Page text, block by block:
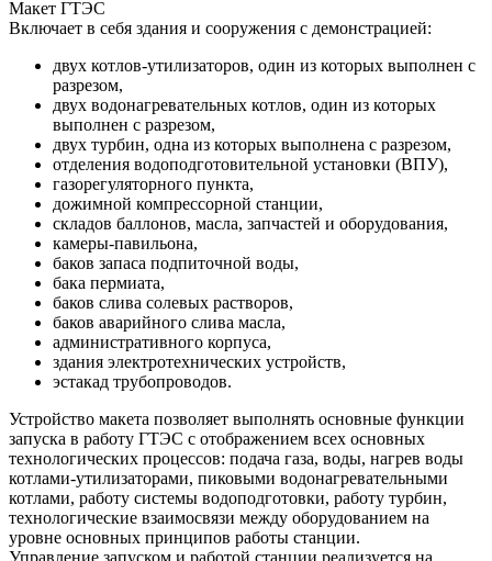
Макет ГТЭС
Включает в себя здания и сооружения с демонстрацией:
двух котлов-утилизаторов, один из которых выполнен с
разрезом,
двух водонагревательных котлов, один из которых
выполнен с разрезом,
двух турбин, одна из которых выполнена с разрезом,
отделения водоподготовительной установки (ВПУ),
газорегуляторного пункта,
дожимной компрессорной станции,
складов баллонов, масла, запчастей и оборудования,
камеры-павильона,
баков запаса подпиточной воды,
бака пермиата,
баков слива солевых растворов,
баков аварийного слива масла,
административного корпуса,
здания электротехнических устройств,
эстакад трубопроводов.
Устройство макета позволяет выполнять основные функции
запуска в работу ГТЭС с отображением всех основных
технологических процессов: подача газа, воды, нагрев воды
котлами-утилизаторами, пиковыми водонагревательными
котлами, работу системы водоподготовки, работу турбин,
технологические взаимосвязи между оборудованием на
уровне основных принципов работы станции.
Управление запуском и работой станции реализуется на